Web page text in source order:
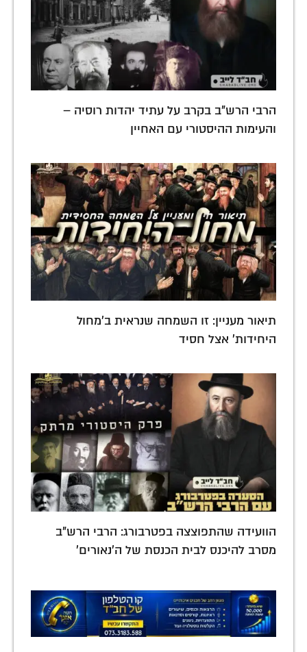
הרבי הרש"ב בקרב על עתיד יהדות רוסיה –
והעימות ההיסטורי עם האחיין
תיאור מעניין: זו השמחה שנראית ב'מחול
היחידות' אצל חסיד
הוועידה שהתפוצצה בפטרבורג: הרבי הרש"ב
מסרב להיכנס לבית הכנסת של ה'נאורים'